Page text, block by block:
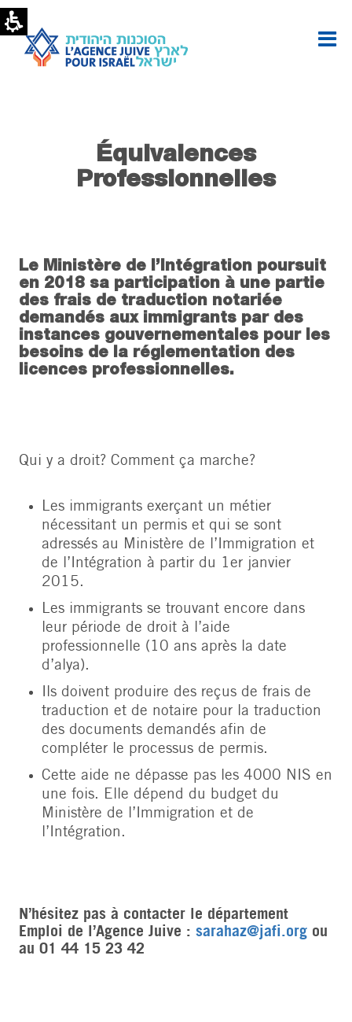
Équivalences
Professionnelles
Le Ministère de l’Intégration poursuit
en 2018 sa participation à une partie
des frais de traduction notariée
demandés aux immigrants par des
instances gouvernementales pour les
besoins de la réglementation des
licences professionnelles.
Qui y a droit? Comment ça marche?
Les immigrants exerçant un métier
nécessitant un permis et qui se sont
adressés au Ministère de l’Immigration et
de l’Intégration à partir du 1er janvier
2015.
Les immigrants se trouvant encore dans
leur période de droit à l’aide
professionnelle (10 ans après la date
d’alya).
Ils doivent produire des reçus de frais de
traduction et de notaire pour la traduction
des documents demandés afin de
compléter le processus de permis.
Cette aide ne dépasse pas les 4000 NIS en
une fois. Elle dépend du budget du
Ministère de l’Immigration et de
l’Intégration.
N’hésitez pas à contacter le département
Emploi de l’Agence Juive : sarahaz@jafi.org ou
au 01 44 15 23 42